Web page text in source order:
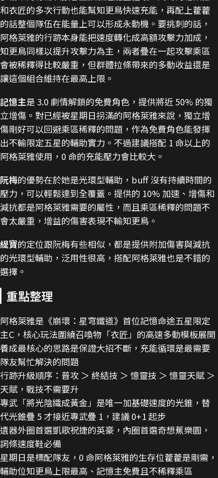
和衣匠的多次行動也能幫知更鳥快速充能，再配上藿藿
的話整個隊伍在能量上可以形成永動機。要挑刺的話，
阿格萊雅的行跡本身能把速度轉化成高額攻擊力加成，
知更鳥同樣以提升攻擊力為主，兩者疊在一起攻擊乘區
會被稀釋得比較嚴重，但群體拉條帶來的多動收益還是
讓這個組合維持在最高上限。
記憶主是 3.0 劇情解鎖的免費角色，提供將近 50% 的獨
立增傷。對已經被星期日拐滿的阿格萊雅來說，獨立增
傷剛好可以回避乘區稀釋的問題，作為免費角色能發揮
出不輸限定五星的輔助實力。不過建議搭配 1 命以上的
阿格萊雅使用，0 命的充能壓力會比較大。
阮梅的優勢在於她是光環型輔助，buff 沒有持續時間的
壓力，可以輕鬆達到全覆蓋。提供的 10% 加速、增傷和
減抗都是阿格萊雅需要的屬性，而且乘區稀釋的問題不
會太嚴重，增益的傷害表現不輸知更鳥。
緹寶的定位跟阮梅有些相似，都是提供附加傷害與減抗
的光環型輔助，泛用性很高，搭配阿格萊雅也是不錯的
選擇。
重點整理
阿格萊雅是《崩壞：星穹鐵道》首位記憶命途五星限定
主C，核心玩法圍繞召喚物「衣匠」的高速多動模板展開
養成最核心的思路是保證大招不斷，充能循環是最需要
隊友幫忙解決的問題
行跡升級順序：普攻 ＞ 終結技 ＞ 憶靈技 ＞ 憶靈天賦 ＞
天賦，戰技不需要升
專武「將光陰織成黃金」是唯一加基礎速度的光錐，替
代光錐疊 5 才接近專武疊 1，建議 0+1 起步
遺器外圈首選凱歌祝捷的英豪，內圈首選奇想蕉樂園，
詞條速度鞋必備
星期日是標配隊友，0 命阿格萊雅的生存位藿藿是剛需，
輔助位知更鳥上限最高、記憶主免費且不稀釋乘區